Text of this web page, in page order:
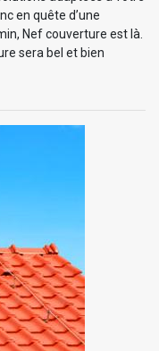
en quête d’une
Nef couverture est là.
sera bel et bien